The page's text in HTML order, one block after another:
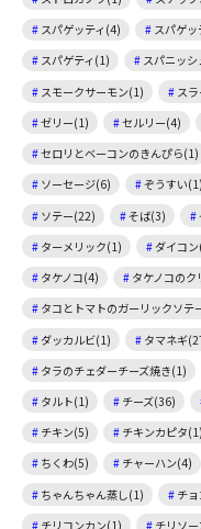
スパゲッティ(4)
スパゲ
スパゲティ(1)
スパニッ
スモークサーモン(1)
ス
ゼリー(1)
セルリー(4)
セロリとベーコンのきんぴら(1)
ソーセージ(6)
ぞうすい(1)
ソテー(22)
そば(3)
ターメリック(1)
ダイコ
タケノコ(4)
タケノコの
タコとトマトのガーリックソテ
ダッカルビ(1)
タマネギ
タラのチェダーチーズ焼き(1)
タルト(1)
チーズ(36)
チキン(5)
チキンカピタ(1)
ちくわ(5)
チャーハン(4)
ちゃんちゃん蒸し(1)
チ
チリコンカン(1)
チリソ